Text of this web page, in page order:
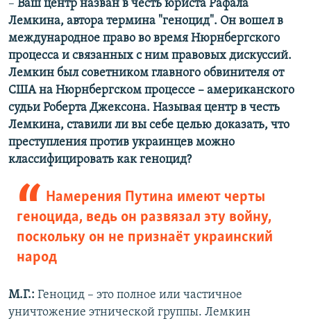
– Ваш центр назван в честь юриста Рафала
Лемкина, автора термина "геноцид". Он вошел в
международное право во время Нюрнбергского
процесса и связанных с ним правовых дискуссий.
Лемкин был советником главного обвинителя от
США на Нюрнбергском процессе – американского
судьи Роберта Джексона. Называя центр в честь
Лемкина, ставили ли вы себе целью доказать, что
преступления против украинцев можно
классифицировать как геноцид?
Намерения Путина имеют черты
геноцида, ведь он развязал эту войну,
поскольку он не признаёт украинский
народ
М.Г.: Геноцид – это полное или частичное
уничтожение этнической группы. Лемкин